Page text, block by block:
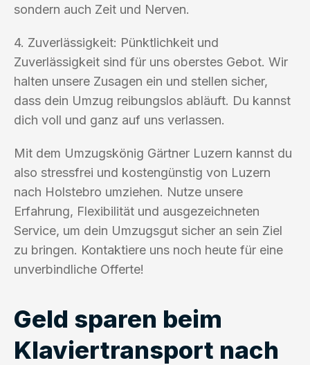
sondern auch Zeit und Nerven.
4. Zuverlässigkeit: Pünktlichkeit und
Zuverlässigkeit sind für uns oberstes Gebot. Wir
halten unsere Zusagen ein und stellen sicher,
dass dein Umzug reibungslos abläuft. Du kannst
dich voll und ganz auf uns verlassen.
Mit dem Umzugskönig Gärtner Luzern kannst du
also stressfrei und kostengünstig von Luzern
nach Holstebro umziehen. Nutze unsere
Erfahrung, Flexibilität und ausgezeichneten
Service, um dein Umzugsgut sicher an sein Ziel
zu bringen. Kontaktiere uns noch heute für eine
unverbindliche Offerte!
Geld sparen beim
Klaviertransport nach